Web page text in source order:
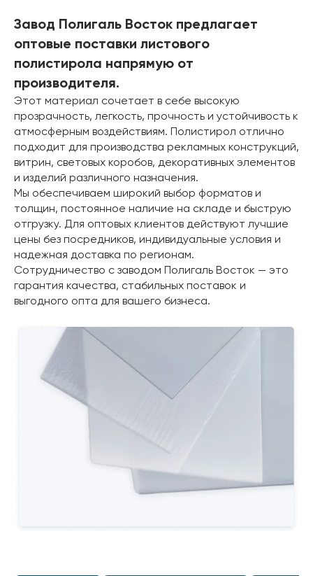
Завод Полигаль Восток предлагает
оптовые поставки листового
полистирола напрямую от
производителя.
Этот материал сочетает в себе высокую
прозрачность, легкость, прочность и устойчивость к
атмосферным воздействиям. Полистирол отлично
подходит для производства рекламных конструкций,
витрин, световых коробов, декоративных элементов
и изделий различного назначения.
Мы обеспечиваем широкий выбор форматов и
толщин, постоянное наличие на складе и быструю
отгрузку. Для оптовых клиентов действуют лучшие
цены без посредников, индивидуальные условия и
надежная доставка по регионам.
Сотрудничество с заводом Полигаль Восток — это
гарантия качества, стабильных поставок и
выгодного опта для вашего бизнеса.